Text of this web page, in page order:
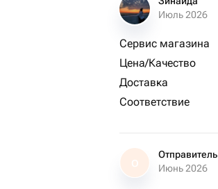
Июль 2026
Сервис магазина
Цена/Качество
Доставка
Соответствие
О
Отправитель
Июнь 2026